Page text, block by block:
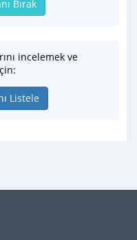
Bırak
incelemek ve
Listele